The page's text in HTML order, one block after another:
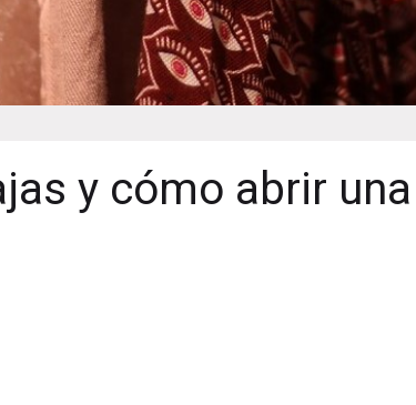
y cómo abrir una